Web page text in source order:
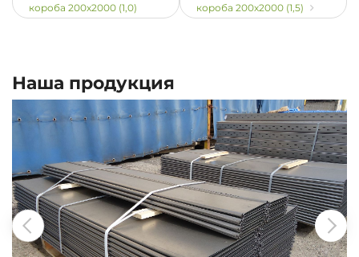
короба 200х2000 (1,0)
короба 200х2000 (1,5)
Наша продукция